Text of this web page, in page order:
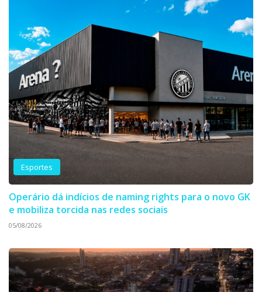
Esportes
Operário dá indícios de naming rights para o novo GK
e mobiliza torcida nas redes sociais
05/08/2026